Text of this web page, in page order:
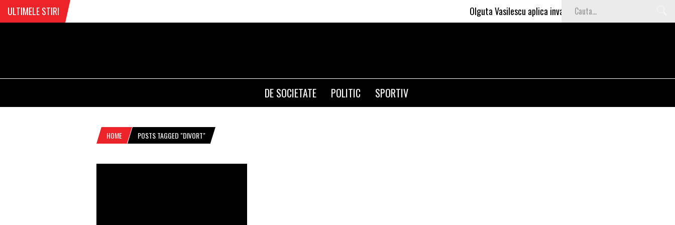
ULTIMELE STIRI Olguta Vasilescu aplica invataturile lui Nea Marin: somajul
DE SOCIETATE POLITIC SPORTIV
HOME POSTS TAGGED "DIVORT"